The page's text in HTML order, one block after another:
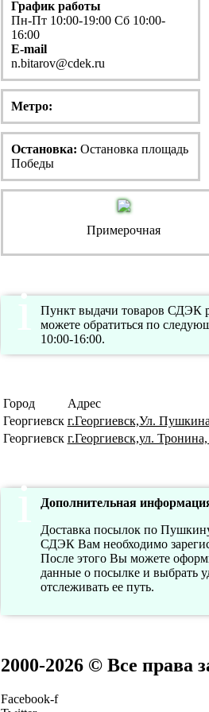
График работы
Пн-Пт 10:00-19:00 Сб 10:00-
16:00
E-mail
n.bitarov@cdek.ru
Метро:
Остановка: Остановка площадь
Победы
Примерочная
Пункт выдачи товаров СДЭК
можете обратиться по
10:00-16:00.
Город Адрес
Георгиевск г.Георгиевск,Ул.
Георгиевск г.Георгиевск,ул.
Дополнительная
Доставка посылок по
СДЭК Вам необходимо
После этого Вы можете
данные о посылке и выбрать
отслеживать ее путь.
2000-2026 © Все права
Facebook-f